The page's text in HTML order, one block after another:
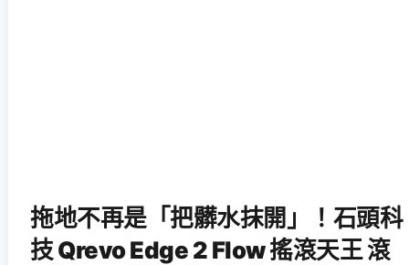
拖地不再是「把髒水抹開」！石頭科
技 Qrevo Edge 2 Flow 搖滾天王 滾